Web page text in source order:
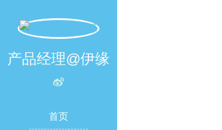
产品经理@伊缘
首页